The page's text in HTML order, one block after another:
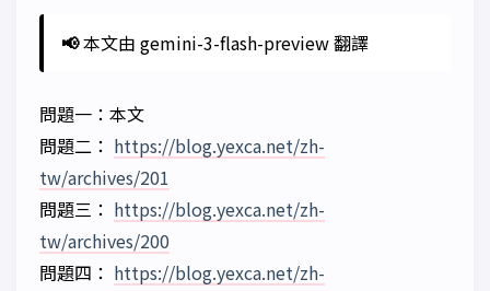
📢本文由 gemini-3-flash-preview 翻譯
問題一：本文
問題二： https://blog.yexca.net/zh-
tw/archives/201
問題三： https://blog.yexca.net/zh-
tw/archives/200
問題四： https://blog.yexca.net/zh-